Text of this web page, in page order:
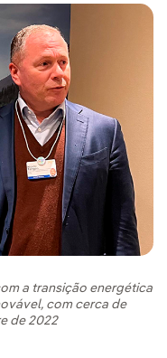
a transição energética
com cerca de
de 2022